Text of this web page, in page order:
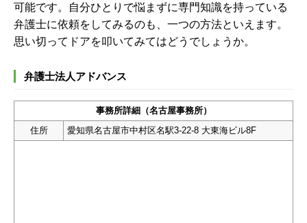
可能です。自分ひとりで悩まずに専門知識を持っている
弁護士に依頼をしてみるのも、一つの方法といえます。
思い切ってドアを叩いてみてはどうでしょうか。
弁護士法人アドバンス
事務所詳細（名古屋事務所）
住所
愛知県名古屋市中村区名駅3-22-8 大東海ビル8F